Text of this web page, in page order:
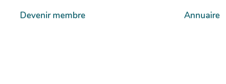
Devenir membre Annuaire